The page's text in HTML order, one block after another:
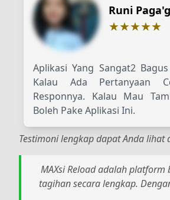
Runi
★★★★★
Aplikasi Yang Sangat2
Kalau Ada Pertanyaan
Responnya. Kalau Mau
Boleh Pake Aplikasi Ini.
Testimoni lengkap dapat Anda lihat
MAXsi Reload adalah
tagihan secara lengkap.